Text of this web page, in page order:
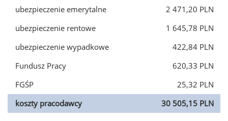
ubezpieczenie emerytalne
2 471,20 PLN
ubezpieczenie rentowe
1 645,78 PLN
ubezpieczenie wypadkowe
422,84 PLN
Fundusz Pracy
620,33 PLN
FGŚP
25,32 PLN
koszty pracodawcy
30 505,15 PLN